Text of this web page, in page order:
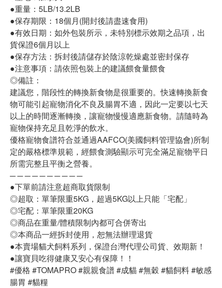
●重量：5LB/13.2LB
●保存期限：18個月(開封後請盡速食用)
●有效日期：如外包裝所示，未特別標示效期之品項，出
貨保證6個月以上
●保存方法：拆封後請儲存於陰涼乾燥處並密封保存
●注意事項：請依照包裝上的建議餵食量餵食
◎備註：
建議您，階段性的轉換新食物是很重要的。快速轉換新食
物可能引起寵物消化不良及腸胃不適，因此一定要以七天
以上的時間逐漸轉換，讓寵物慢慢適應新食物。請隨時為
寵物保持充足且乾淨的飲水。
優格寵物食譜符合並通過AAFCO(美國飼料管理協會)所制
定的嚴格標準規範，經餵食測驗顯示可完全滿足寵物平日
所需完整且平衡之營養。
─ ─ ─ ─ ─ ─ ─ ─ ─ ─
●下單前請注意超商取貨限制
◎超取：單筆限重5KG，超過5KG以上只能「宅配」
◎宅配：單筆限重20KG
◎商品在重量/體積限制內都可合併寄出
◎本商品一經拆封使用，恕無法辦理退貨
●本賣場貓犬飼料系列，保證台灣代理公司貨、效期新！
●讓寶貝吃得健康又安心有保障！！
#優格 #TOMAPRO #親親食譜 #成貓 #無穀 #貓飼料 #敏感
腸胃 #貓糧